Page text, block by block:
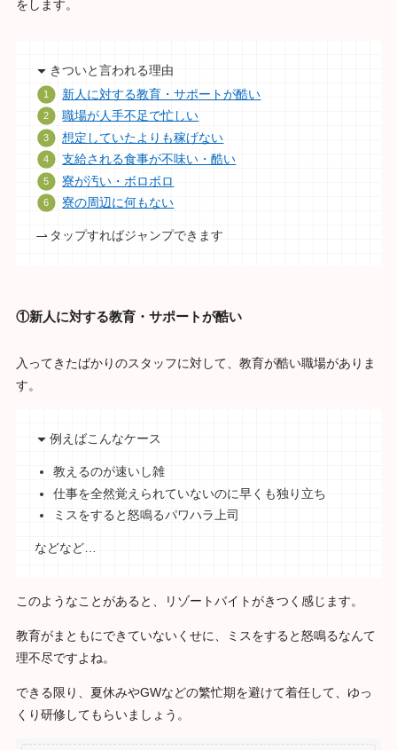
をします。
きついと言われる理由
新人に対する教育・サポートが酷い
職場が人手不足で忙しい
想定していたよりも稼げない
支給される食事が不味い・酷い
寮が汚い・ボロボロ
寮の周辺に何もない
タップすればジャンプできます
①新人に対する教育・サポートが酷い
入ってきたばかりのスタッフに対して、教育が酷い職場がありま
す。
例えばこんなケース
教えるのが速いし雑
仕事を全然覚えられていないのに早くも独り立ち
ミスをすると怒鳴るパワハラ上司
などなど…
このようなことがあると、リゾートバイトがきつく感じます。
教育がまともにできていないくせに、ミスをすると怒鳴るなんて
理不尽ですよね。
できる限り、夏休みやGWなどの繁忙期を避けて着任して、ゆっ
くり研修してもらいましょう。